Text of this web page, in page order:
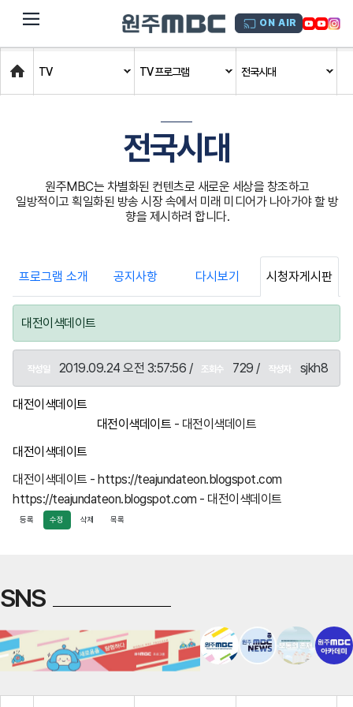
dehaze ON AIR
Home
TV TV 프로그램 전국시대
전국시대
원주MBC는 차별화된 컨텐츠로 새로운 세상을 창조하고
일방적이고 획일화된 방송 시장 속에서 미래 미디어가 나아가야 할 방
향을 제시하려 합니다.
프로그램 소개 공지사항 다시보기 시청자게시판
대전이색데이트
작성일 2019.09.24 오전 3:57:56 / 조회수 729 / 작성자 sjkh8
대전이색데이트
대전이색데이트 - 대전이색데이트
대전이색데이트
대전이색데이트 - https://teajundateon.blogspot.com
https://teajundateon.blogspot.com - 대전이색데이트
등록 수정 삭제 목록
SNS